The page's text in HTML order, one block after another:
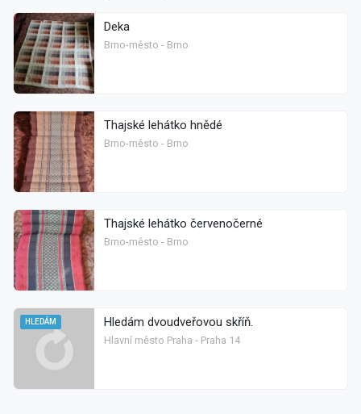
Deka
Brno-město - Brno
Thajské lehátko hnědé
Brno-město - Brno
Thajské lehátko červenočerné
Brno-město - Brno
HLEDÁM Hledám dvoudveřovou skříň.
Hlavní město Praha - Praha 14